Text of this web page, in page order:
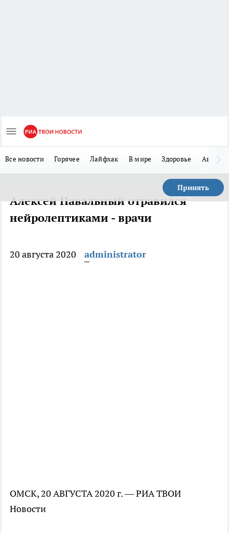
Все новости Горячее Лайфхак В мире Здоровье Авто
Принять
Алексей Навальный отравился
нейролептиками - врачи
20 августа 2020 administrator
ОМСК, 20 АВГУСТА 2020 г. — РИА ТВОИ
Новости